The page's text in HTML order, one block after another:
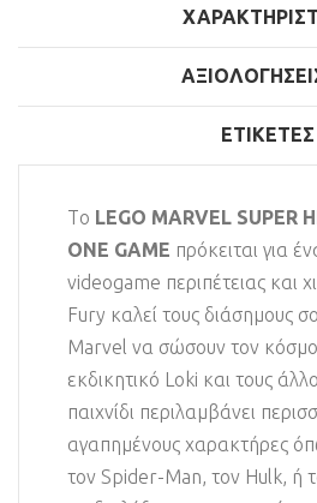
ΕΤΙΚΈΤΕΣ
Tο LEGO MARVEL SUPER
ONE GAME πρόκειται για
videogame περιπέτειας και
Fury καλεί τους διάσημους
Marvel να σώσουν τον
εκδικητικό Loki και τους
παιχνίδι περιλαμβάνει
αγαπημένους χαρακτήρες
τον Spider-Man, τον Hulk, ή